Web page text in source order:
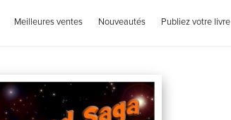
Meilleures ventes Nouveautés Publiez votre livre